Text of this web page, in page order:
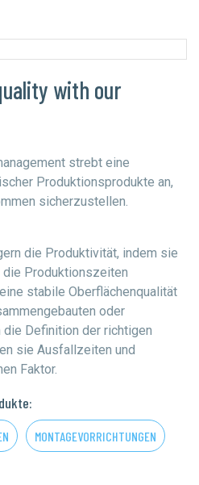
with our
strebt eine
Produktionsprodukte an,
sicherzustellen.
die Produktivität, indem sie
Produktionszeiten
stabile Oberflächenqualität
oder
die Definition der richtigen
sie Ausfallzeiten und
Faktor.
MONTAGEVORRICHTUNGEN